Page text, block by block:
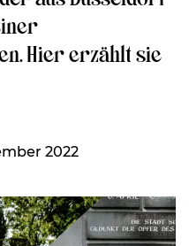
Hier erzählt sie
2022